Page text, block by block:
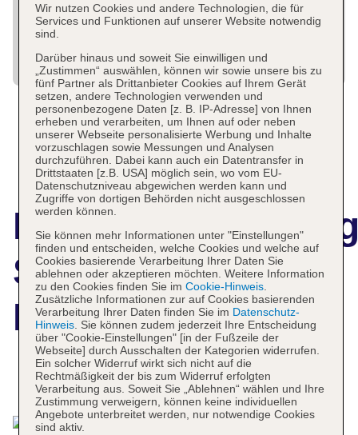
Santa Quaranta
Premium Resort
Das bietet Ihre Unterkunft
Wir nutzen Cookies und andere Technologien, die für
Services und Funktionen auf unserer Website notwendig
sind.
Darüber hinaus und soweit Sie einwilligen und
„Zustimmen“ auswählen, können wir sowie unsere bis zu
fünf Partner als Drittanbieter Cookies auf Ihrem Gerät
setzen, andere Technologien verwenden und
personenbezogene Daten [z. B. IP-Adresse] von Ihnen
erheben und verarbeiten, um Ihnen auf oder neben
unserer Webseite personalisierte Werbung und Inhalte
vorzuschlagen sowie Messungen und Analysen
durchzuführen. Dabei kann auch ein Datentransfer in
Drittstaaten [z.B. USA] möglich sein, wo vom EU-
Datenschutzniveau abgewichen werden kann und
Zugriffe von dortigen Behörden nicht ausgeschlossen
werden können.
Sie können mehr Informationen unter "Einstellungen"
finden und entscheiden, welche Cookies und welche auf
Cookies basierende Verarbeitung Ihrer Daten Sie
ablehnen oder akzeptieren möchten. Weitere Information
zu den Cookies finden Sie im Cookie-Hinweis.
Zusätzliche Informationen zur auf Cookies basierenden
Verarbeitung Ihrer Daten finden Sie im Datenschutz-
Hinweis. Sie können zudem jederzeit Ihre Entscheidung
über "Cookie-Einstellungen" [in der Fußzeile der
Webseite] durch Ausschalten der Kategorien widerrufen.
Ein solcher Widerruf wirkt sich nicht auf die
Rechtmäßigkeit der bis zum Widerruf erfolgten
Verarbeitung aus. Soweit Sie „Ablehnen“ wählen und Ihre
Zustimmung verweigern, können keine individuellen
Angebote unterbreitet werden, nur notwendige Cookies
sind aktiv.